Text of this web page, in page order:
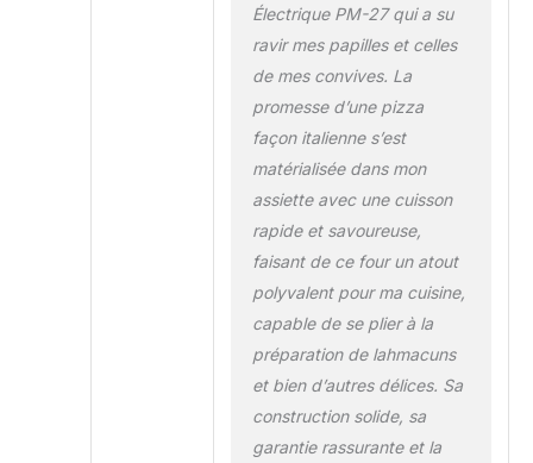
Électrique PM-27 qui a su
ravir mes papilles et celles
de mes convives. La
promesse d’une pizza
façon italienne s’est
matérialisée dans mon
assiette avec une cuisson
rapide et savoureuse,
faisant de ce four un atout
polyvalent pour ma cuisine,
capable de se plier à la
préparation de lahmacuns
et bien d’autres délices. Sa
construction solide, sa
garantie rassurante et la